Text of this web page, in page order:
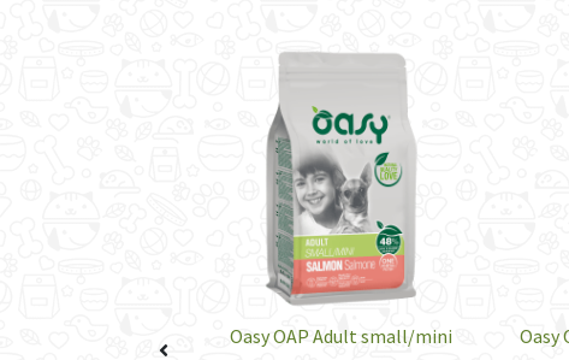
Oasy OAP Adult small/mini
Oasy